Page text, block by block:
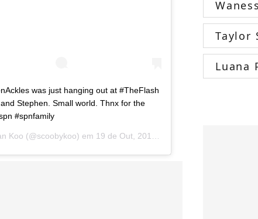
was just hanging out at #TheFlash
Stephen. Small world. Thnx for the
#spnfamily
Koo (@scoobykoo) em 19 de Out, 2018 s 12:44 PDT
Taylor
Luana